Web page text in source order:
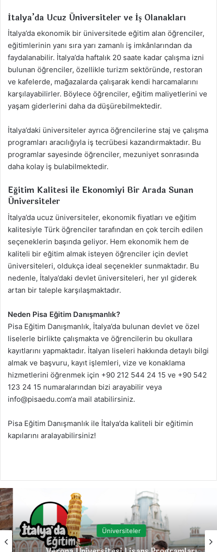
İtalya’da Ucuz Üniversiteler ve İş Olanakları
İtalya’da ekonomik bir üniversitede eğitim alan öğrenciler,
eğitimlerinin yanı sıra yarı zamanlı iş imkânlarından da
faydalanabilir. İtalya’da haftalık 20 saate kadar çalışma izni
bulunan öğrenciler, özellikle turizm sektöründe, restoran
ve kafelerde, mağazalarda çalışarak kendi harcamalarını
karşılayabilirler. Böylece öğrenciler, eğitim maliyetlerini ve
yaşam giderlerini daha da düşürebilmektedir.
İtalya’daki üniversiteler ayrıca öğrencilerine staj ve çalışma
programları aracılığıyla iş tecrübesi kazandırmaktadır. Bu
programlar sayesinde öğrenciler, mezuniyet sonrasında
daha kolay iş bulabilmektedir.
Eğitim Kalitesi ile Ekonomiyi Bir Arada Sunan
Üniversiteler
İtalya’da ucuz üniversiteler, ekonomik fiyatları ve eğitim
kalitesiyle Türk öğrenciler tarafından en çok tercih edilen
seçeneklerin başında geliyor. Hem ekonomik hem de
kaliteli bir eğitim almak isteyen öğrenciler için devlet
üniversiteleri, oldukça ideal seçenekler sunmaktadır. Bu
nedenle, İtalya’daki devlet üniversiteleri, her yıl giderek
artan bir taleple karşılaşmaktadır.
Neden Pisa Eğitim Danışmanlık?
Pisa Eğitim Danışmanlık, İtalya’da bulunan devlet ve özel
liselerle birlikte çalışmakta ve öğrencilerin bu okullara
kayıtlarını yapmaktadır. İtalyan liseleri hakkında detaylı bilgi
almak ve başvuru, kayıt işlemleri, vize ve konaklama
hizmetlerini öğrenmek için +90 212 544 24 15 ve +90 542
123 24 15 numaralarından bizi arayabilir veya
info@pisaedu.com‘a mail atabilirsiniz.
Pisa Eğitim Danışmanlık ile İtalya’da kaliteli bir eğitimin
kapılarını aralayabilirsiniz!
Üniversiteler